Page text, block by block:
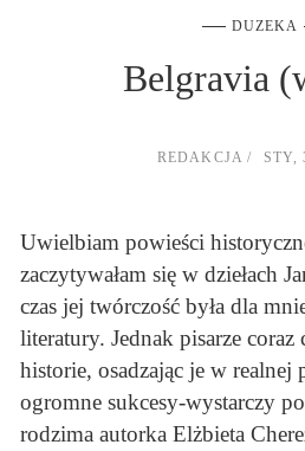
DUZEKA
Belgravia
REDAKCJA STY,
Uwielbiam powieści
zaczytywałam się w dziełach
czas jej twórczość była dla
literatury. Jednak pisarze coraz
historie, osadzając je w realnej
ogromne sukcesy-wystarczy
rodzima autorka Elżbieta